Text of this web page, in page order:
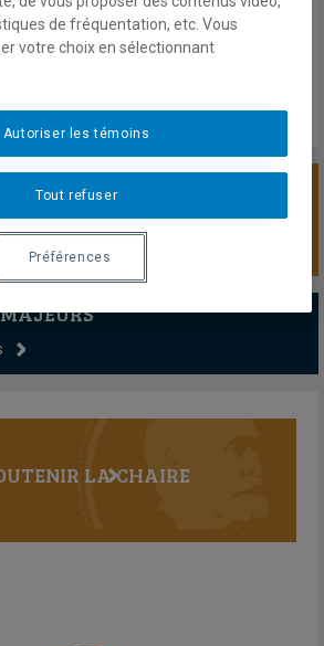
LA CHAIRE
de fréquentation, etc. Vous
votre choix en sélectionnant
Tout refuser
Autoriser les témoins
Préférences